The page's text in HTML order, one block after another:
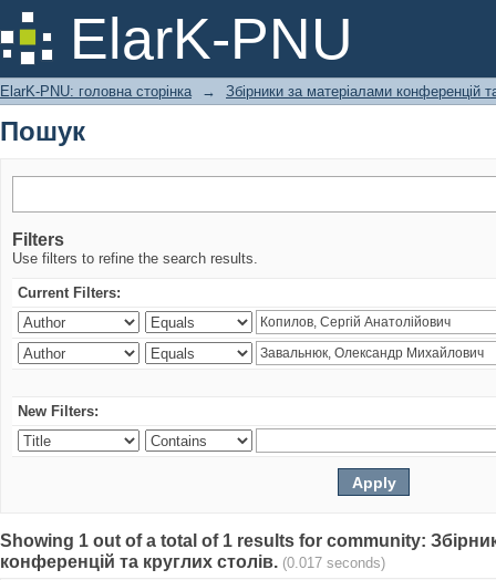
ElarK-PNU
Пошук
ElarK-PNU: головна сторінка → Збірники за матеріалами конференцій
Пошук
Filters
Use filters to refine the search results.
Current Filters:
New Filters:
Showing 1 out of a total of 1 results for community:
конференцій та круглих столів. (0.017 seconds)